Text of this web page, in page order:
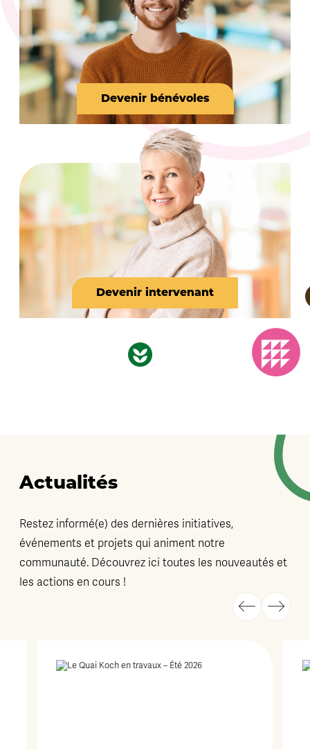
Devenir bénévoles
Devenir intervenant
Actualités
Restez informé(e) des dernières initiatives,
événements et projets qui animent notre
communauté. Découvrez ici toutes les nouveautés et
les actions en cours !